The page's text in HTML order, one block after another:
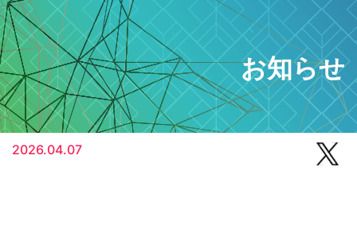
お知らせ
2026.04.07